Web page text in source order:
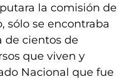
la comisión de
sólo se encontraba
de cientos de
que viven y
Nacional que fue